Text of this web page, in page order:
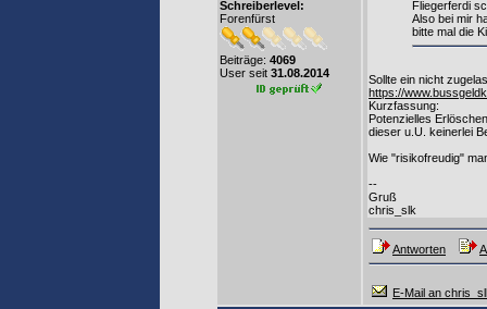
Schreiberlevel:
Forenfürst
Beiträge: 4069
User seit 31.08.2014
Fliegerferdi
Also bei mir
bitte mal die
Sollte ein nicht
https://
Kurzfassung:
Potenzielles
dieser u.U. keinerlei
Wie "risikofreudig"
--
Gruß
chris_slk
Antworten
E-Mail an